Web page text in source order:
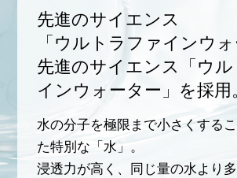
先進のサイエンス
「ウルトラファインウォ
先進のサイエンス「ウ
インウォーター」を採用
水の分子を極限まで小さくする
た特別な「水」。
浸透力が高く、同じ量の水より